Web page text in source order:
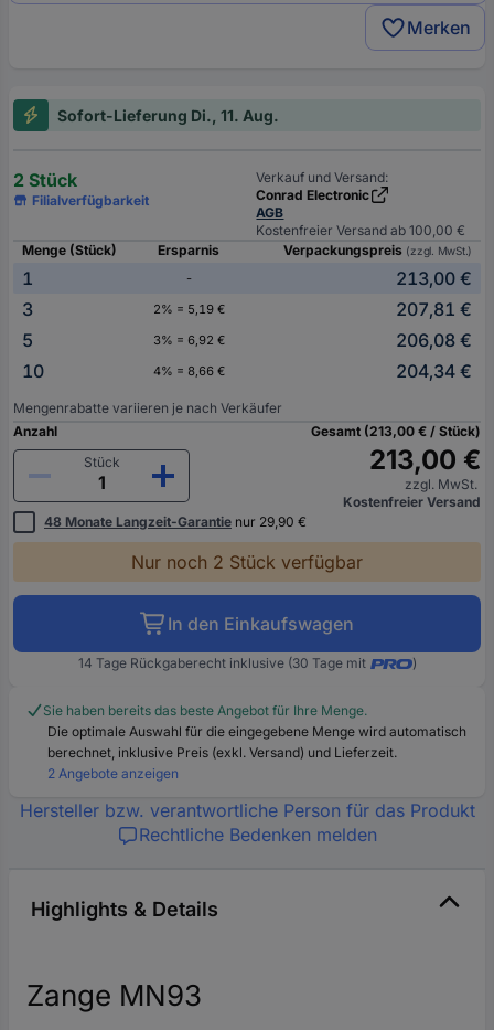
Merken
Sofort-Lieferung Di., 11. Aug.
2 Stück
Filialverfügbarkeit
Verkauf und Versand:
Conrad Electronic
AGB
Kostenfreier Versand ab 100,00 €
Menge (Stück)
Ersparnis Verpackungspreis (zzgl. MwSt.)
1 -
213,00 €
3
2% = 5,19 €
207,81 €
5
3% = 6,92 €
206,08 €
10
4% = 8,66 € 204,34 €
Mengenrabatte variieren je nach Verkäufer
Anzahl
Stück
Gesamt (213,00 € / Stück)
213,00 €
zzgl. MwSt.
Kostenfreier Versand
48 Monate Langzeit-Garantie nur 29,90 €
Nur noch 2 Stück verfügbar
In den Einkaufswagen
14 Tage Rückgaberecht inklusive (30 Tage mit )
Sie haben bereits das beste Angebot für Ihre Menge.
Die optimale Auswahl für die eingegebene Menge wird automatisch
berechnet, inklusive Preis (exkl. Versand) und Lieferzeit.
2 Angebote anzeigen
Hersteller bzw. verantwortliche Person für das Produkt
Rechtliche Bedenken melden
Highlights & Details
Zange MN93